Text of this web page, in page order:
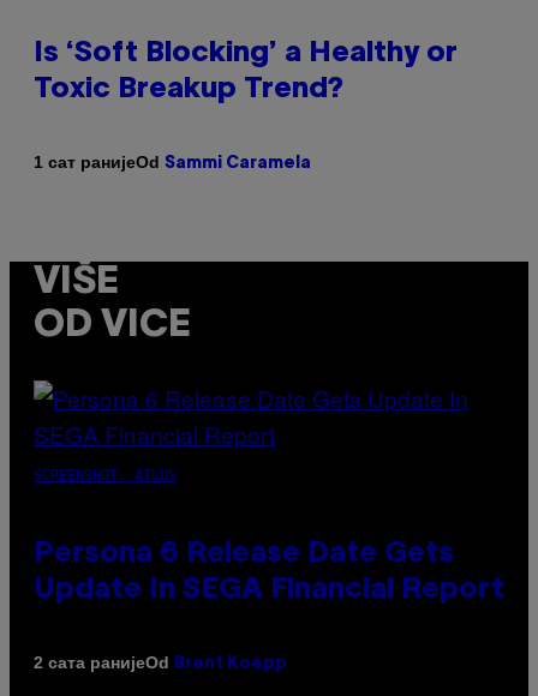
Is ‘Soft Blocking’ a Healthy or
Toxic Breakup Trend?
1 сат ранијеOd Sammi Caramela
VIŠE
OD VICE
SCREENSHOT: ATLUS
Persona 6 Release Date Gets
Update In SEGA Financial Report
2 сата ранијеOd Brent Koepp